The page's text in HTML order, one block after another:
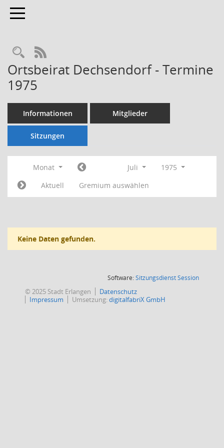
Toggle navigation
Rechercheauswahl
RSS-Feed
Ortsbeirat Dechsendorf - Termine
1975
Informationen Mitglieder
Sitzungen
Monat Juli
1975
Aktuell
Gremium auswählen
Keine Daten gefunden.
Software:SitzungsdienstSession(Wird in
© 2025 Stadt Erlangen
Datenschutz
Impressum
Umsetzung:digitalfabriX GmbH